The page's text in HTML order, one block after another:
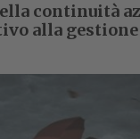
continuità
alla